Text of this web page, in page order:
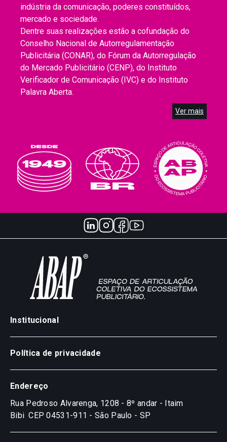
indústria da comunicação, poderes constituídos,
mercado e sociedade.
Dentre suas realizações estão a cofundação do
Conselho Nacional de Autorregulamentação
Publicitária (CONAR), do Fórum da Autorregulação
do Mercado Publicitário (CENP), do Instituto
Verificador de Comunicação (IVC) e do Instituto
Palavra Aberta.
Ver mais
Institucional
Política de privacidade
Endereço
Rua Pedroso Alvarenga, 1208 - 8º andar - Itaim
Bibi CEP 04531-911 - São Paulo - SP